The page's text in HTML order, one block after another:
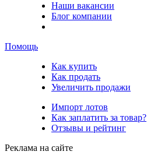
Наши вакансии
Блог компании
Помощь
Как купить
Как продать
Увеличить продажи
Импорт лотов
Как заплатить за товар?
Отзывы и рейтинг
Реклама на сайте